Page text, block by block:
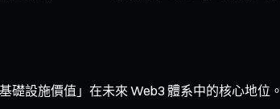
礎設施價值」在未來 Web3 體系中的核心地位。